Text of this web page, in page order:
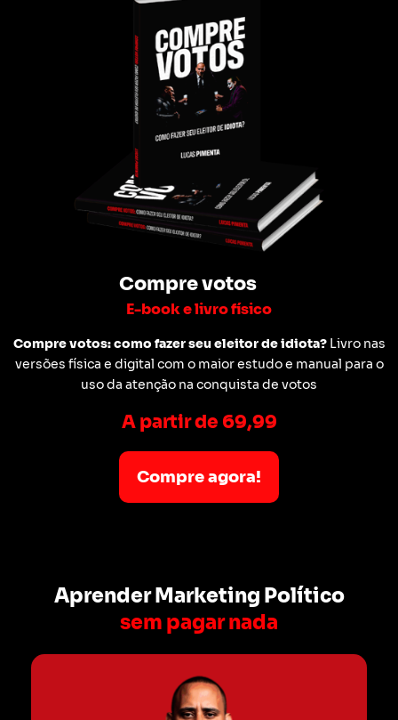
Compre votos
E-book e livro físico
Compre votos: como fazer seu eleitor de idiota?Livro nas
versões física e digital com o maior estudo e manual para o
uso da atenção na conquista de votos
A partir de 69,99
Compre agora!
Aprender Marketing Político
sem pagar nada